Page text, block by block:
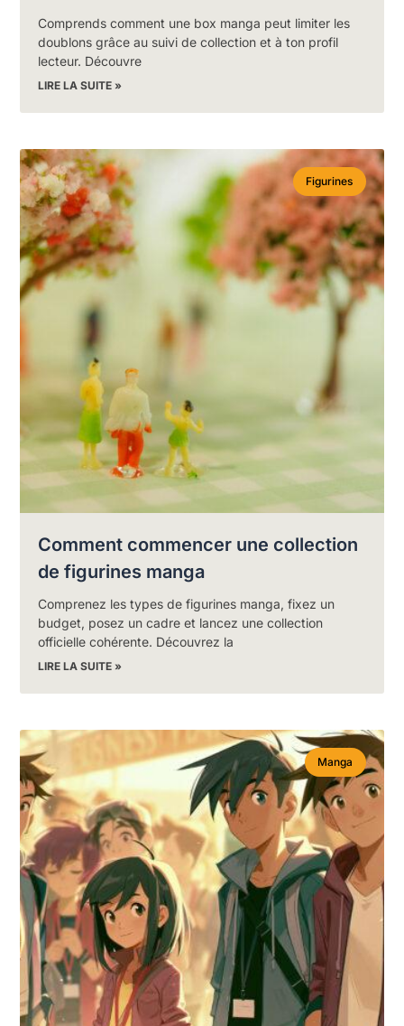
Comprends comment une box manga peut limiter les
doublons grâce au suivi de collection et à ton profil
lecteur. Découvre
LIRE LA SUITE »
Figurines
Comment commencer une collection
de figurines manga
Comprenez les types de figurines manga, fixez un
budget, posez un cadre et lancez une collection
officielle cohérente. Découvrez la
LIRE LA SUITE »
Manga